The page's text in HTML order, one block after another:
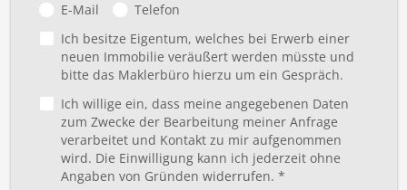
E-Mail
Telefon
Ich besitze Eigentum, welches bei Erwerb einer
neuen Immobilie veräußert werden müsste und
bitte das Maklerbüro hierzu um ein Gespräch.
Ich willige ein, dass meine angegebenen Daten
zum Zwecke der Bearbeitung meiner Anfrage
verarbeitet und Kontakt zu mir aufgenommen
wird. Die Einwilligung kann ich jederzeit ohne
Angaben von Gründen widerrufen. *